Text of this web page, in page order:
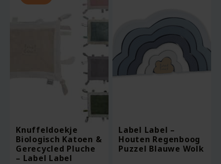
Knuffeldoekje
Biologisch Katoen &
Gerecycled Pluche
– Label Label
Label Label –
Houten Regenboog
Puzzel Blauwe Wolk